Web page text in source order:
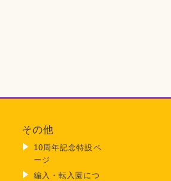
その他
10周年記念特設ペ
ージ
編入・転入園につ